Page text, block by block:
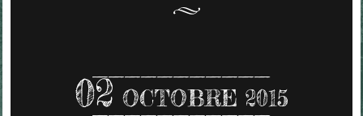
02 OCTOBRE 2015